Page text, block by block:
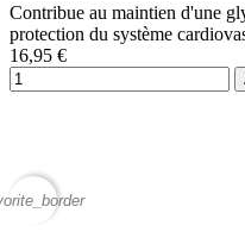
Contribue au maintien d'une
protection du système
16,95 €